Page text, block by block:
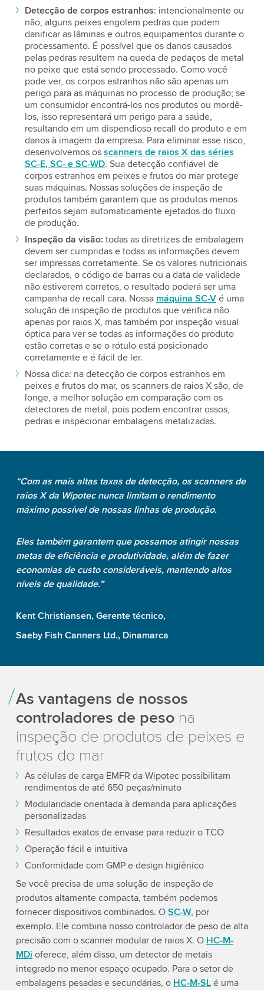
Detecção de corpos estranhos: intencionalmente ou
não, alguns peixes engolem pedras que podem
danificar as lâminas e outros equipamentos durante o
processamento. É possível que os danos causados
pelas pedras resultem na queda de pedaços de metal
no peixe que está sendo processado. Como você
pode ver, os corpos estranhos não são apenas um
perigo para as máquinas no processo de produção; se
um consumidor encontrá-los nos produtos ou mordê-
los, isso representará um perigo para a saúde,
resultando em um dispendioso recall do produto e em
danos à imagem da empresa. Para eliminar esse risco,
desenvolvemos os scanners de raios X das séries
SC-E, SC- e SC-WD. Sua detecção confiável de
corpos estranhos em peixes e frutos do mar protege
suas máquinas. Nossas soluções de inspeção de
produtos também garantem que os produtos menos
perfeitos sejam automaticamente ejetados do fluxo
de produção.
Inspeção da visão: todas as diretrizes de embalagem
devem ser cumpridas e todas as informações devem
ser impressas corretamente. Se os valores nutricionais
declarados, o código de barras ou a data de validade
não estiverem corretos, o resultado poderá ser uma
campanha de recall cara. Nossa máquina SC-Vé uma
solução de inspeção de produtos que verifica não
apenas por raios X, mas também por inspeção visual
óptica para ver se todas as informações do produto
estão corretas e se o rótulo está posicionado
corretamente e é fácil de ler.
Nossa dica: na detecção de corpos estranhos em
peixes e frutos do mar, os scanners de raios X são, de
longe, a melhor solução em comparação com os
detectores de metal, pois podem encontrar ossos,
pedras e inspecionar embalagens metalizadas.
“Com as mais altas taxas de detecção, os scanners de
raios X da Wipotec nunca limitam o rendimento
máximo possível de nossas linhas de produção.
Eles também garantem que possamos atingir nossas
metas de eficiência e produtividade, além de fazer
economias de custo consideráveis, mantendo altos
níveis de qualidade.”
Kent Christiansen, Gerente técnico,
Saeby Fish Canners Ltd., Dinamarca
As vantagens de nossos
controladores de pesona
inspeção de produtos de peixes e
frutos do mar
As células de carga EMFR da Wipotec possibilitam
rendimentos de até 650 peças/minuto
Modularidade orientada à demanda para aplicações
personalizadas
Resultados exatos de envase para reduzir o TCO
Operação fácil e intuitiva
Conformidade com GMP e design higiênico
Se você precisa de uma solução de inspeção de
produtos altamente compacta, também podemos
fornecer dispositivos combinados. O SC-W, por
exemplo. Ele combina nosso controlador de peso de alta
precisão com o scanner modular de raios X. O HC-M-
MDi oferece, além disso, um detector de metais
integrado no menor espaço ocupado. Para o setor de
embalagens pesadas e secundárias, o HC-M-SLé uma